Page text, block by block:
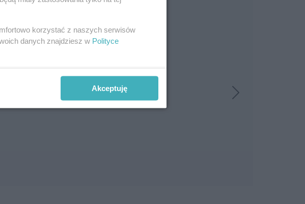
korzystać z naszych serwisów
danych znajdziesz w Polityce
Akceptuję